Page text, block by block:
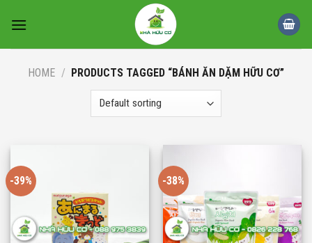
HOME / PRODUCTS TAGGED “BÁNH ĂN DẶM HỮU CƠ”
-39% -38%